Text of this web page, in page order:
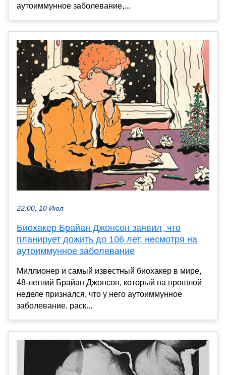
аутоиммунное заболевание,...
22:00, 10 Июл
Биохакер Брайан Джонсон заявил, что
планирует дожить до 106 лет, несмотря на
аутоиммунное заболевание
Миллионер и самый известный биохакер в мире,
48-летний Брайан Джонсон, который на прошлой
неделе признался, что у него аутоиммунное
заболевание, раск...